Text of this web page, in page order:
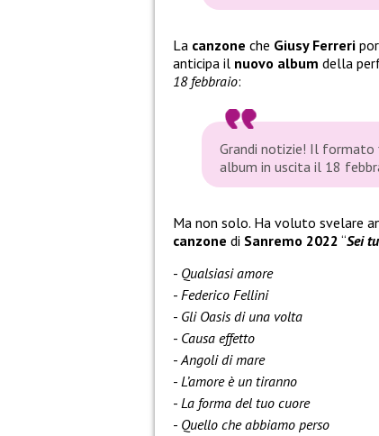
La canzone che Giusy Ferreri
anticipa il nuovo album della
18 febbraio:
Grandi notizie! Il formato
album in uscita il 18
Ma non solo. Ha voluto svelare
canzone di Sanremo 2022 “Sei tu
Qualsiasi amore
Federico Fellini
Gli Oasis di una volta
Causa effetto
Angoli di mare
L’amore è un tiranno
La forma del tuo cuore
Quello che abbiamo perso